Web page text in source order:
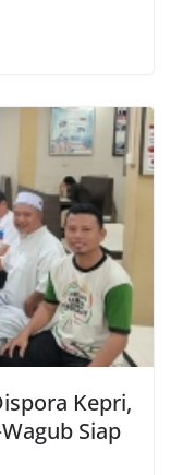
Kepri,
Siap